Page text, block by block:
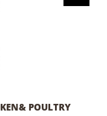
POULTRY